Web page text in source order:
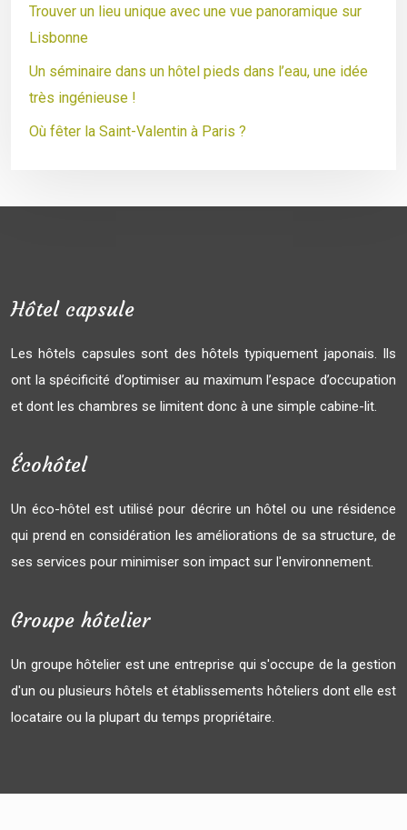
Trouver un lieu unique avec une vue panoramique sur
Lisbonne
Un séminaire dans un hôtel pieds dans l’eau, une idée
très ingénieuse !
Où fêter la Saint-Valentin à Paris ?
Hôtel capsule
Les hôtels capsules sont des hôtels typiquement japonais. Ils
ont la spécificité d’optimiser au maximum l’espace d’occupation
et dont les chambres se limitent donc à une simple cabine-lit.
Écohôtel
Un éco-hôtel est utilisé pour décrire un hôtel ou une résidence
qui prend en considération les améliorations de sa structure, de
ses services pour minimiser son impact sur l'environnement.
Groupe hôtelier
Un groupe hôtelier est une entreprise qui s'occupe de la gestion
d'un ou plusieurs hôtels et établissements hôteliers dont elle est
locataire ou la plupart du temps propriétaire.